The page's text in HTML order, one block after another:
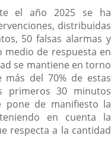
el año 2025 se ha
distribuidas
50 falsas alarmas y
medio de respuesta en
se mantiene en torno
del 70% de estas
primeros 30 minutos
pone de manifiesto la
en cuenta la
respecta a la cantidad